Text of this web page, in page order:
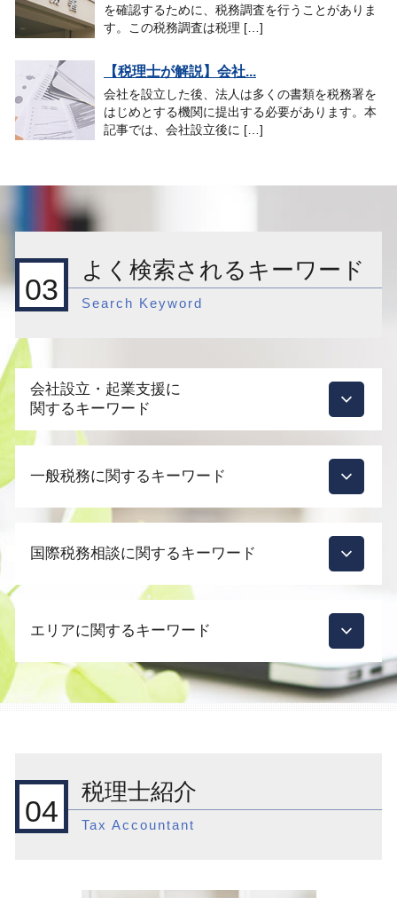
を確認するために、税務調査を行うことがありま
す。この税務調査は税理 […]
【税理士が解説】会社...
会社を設立した後、法人は多くの書類を税務署を
はじめとする機関に提出する必要があります。本
記事では、会社設立後に […]
03
よく検索されるキーワード
Search Keyword
会社設立・起業支援に
関するキーワード
起業 補助金
会社設立 合同会社 費用
資本金 1000万
青色申告承認申請書 法人
起業支援 スタートアップ
会社設立 支援
個人事業主 法人化
会社設立 合名会社
会社設立 助成金
会社設立 依頼
一般税務に関するキーワード
相続 誰に相談
相続 登記
法人税 赤字の場合
節税対策 法人 不動産
法人税 申告期限
税務調査 依頼
税務調査 税理士
節税対策 法人 中小企業
国際税務相談に関するキーワード
国際税務 事前準備
外国税額控除
国際税務
外国子会社合算税制とは
外国子会社合算税制
外国子会社 配当 益金不算入
エリアに関するキーワード
新宿区 会社設立前 流れ
新宿区 会社設立後 支援
渋谷区 会社設立
新宿区 顧問税理士
目黒区 国際税務 事前準備
04
税理士紹介
Tax Accountant